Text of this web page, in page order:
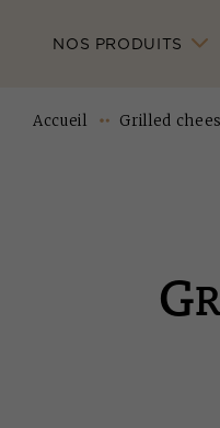
NOS PRODUITS
Accueil Grilled
G